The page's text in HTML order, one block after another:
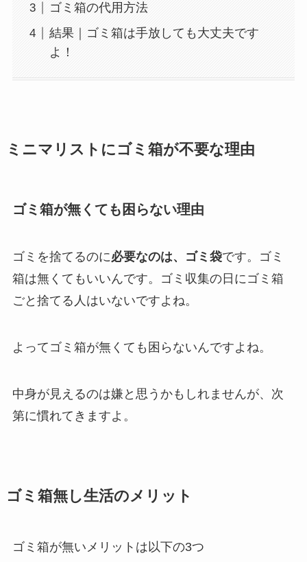
ゴミ箱の代用方法
結果｜ゴミ箱は手放しても大丈夫です
よ！
ミニマリストにゴミ箱が不要な理由
ゴミ箱が無くても困らない理由
ゴミを捨てるのに必要なのは、ゴミ袋です。ゴミ
箱は無くてもいいんです。ゴミ収集の日にゴミ箱
ごと捨てる人はいないですよね。
よってゴミ箱が無くても困らないんですよね。
中身が見えるのは嫌と思うかもしれませんが、次
第に慣れてきますよ。
ゴミ箱無し生活のメリット
ゴミ箱が無いメリットは以下の3つ